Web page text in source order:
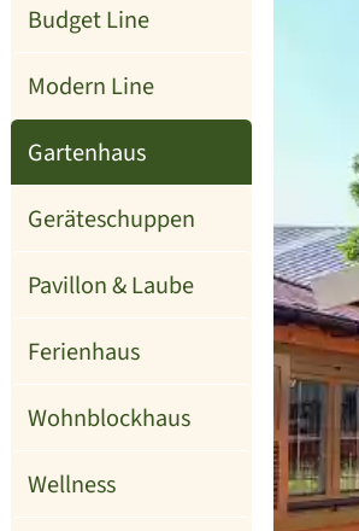
Budget Line
Modern Line
Gartenhaus
Geräteschuppen
Pavillon & Laube
Ferienhaus
Wohnblockhaus
Wellness